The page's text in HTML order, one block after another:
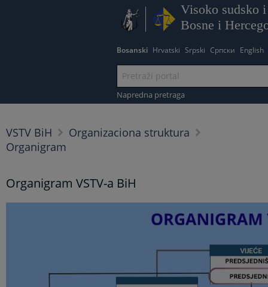
Visoko sudsko
Bosne i
Bosanski Hrvatski Srpski Српски English
Napredna pretraga
VSTV BiH
Organizaciona struktura
Organigram
Organigram VSTV-a BiH